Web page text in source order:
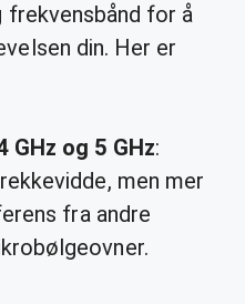
for å
din. Her er
GHz og 5 GHz:
men mer
fra andre